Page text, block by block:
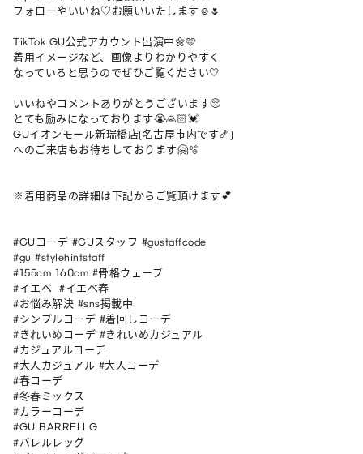
フォローやいいね♡お願いいたします☺️🌷
TikTok GU公式アカウント出演中🌼🩵
着用イメージなど、画像よりわかりやすく
なっていると思うのでぜひご覧ください🤍
いいねやコメントありがとうございます🥺
とても励みになっております😭🙏🏻💓
GUイオンモール新瑞橋店(名古屋市内です🍤)
へのご来店もお待ちしております🤗🫧
※着用商品の詳細は下記からご覧頂けます💕
#GUコーデ #GUスタッフ #gustaffcode
#gu #stylehintstaff
#155cm_160cm #骨格ウェーブ
#イエベ  #イエベ春
#お悩み解決 #sns掲載中
#シンプルコーデ #着回しコーデ
#きれいめコーデ #きれいめカジュアル
#カジュアルコーデ
#大人カジュアル #大人コーデ
#春コーデ
#冬春ミックス
#カラーコーデ
#GU_BARRELLG
#バレルレッグ